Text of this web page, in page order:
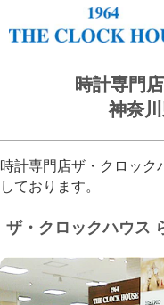
THE CLOCK
オ
時計専門
神奈
時計専門店ザ・クロッ
しております。
ザ・クロックハウス